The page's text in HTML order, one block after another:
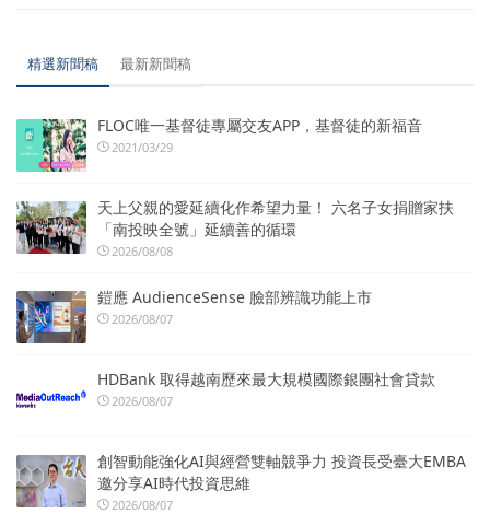
精選新聞稿 最新新聞稿
FLOC唯一基督徒專屬交友APP，基督徒的新福音
2021/03/29
天上父親的愛延續化作希望力量！ 六名子女捐贈家扶
「南投映全號」延續善的循環
2026/08/08
鎧應 AudienceSense 臉部辨識功能上市
2026/08/07
HDBank 取得越南歷來最大規模國際銀團社會貸款
2026/08/07
創智動能強化AI與經營雙軸競爭力 投資長受臺大EMBA
邀分享AI時代投資思維
2026/08/07